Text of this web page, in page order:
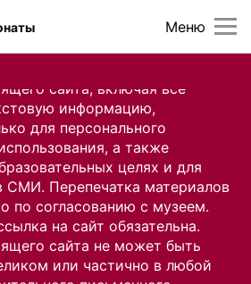
сайта, включая все
информацию,
для персонального
а также
целях и для
СМИ. Перепечатка материалов
по согласованию с музеем.
на сайт обязательна.
сайта не может быть
или частично в любой
Меню